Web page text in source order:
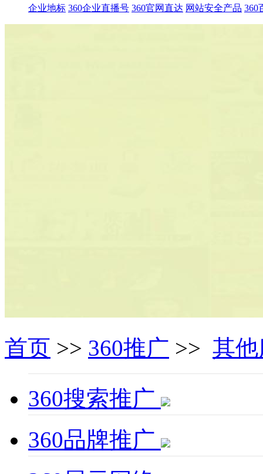
企业地标 360企业直播号 360官网直达 网站安全产品 360
首页 >> 360推广 >> 其
360搜索推广
360品牌推广